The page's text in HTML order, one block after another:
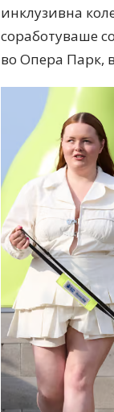
инклузивна
соработуваше
во Опера Парк,